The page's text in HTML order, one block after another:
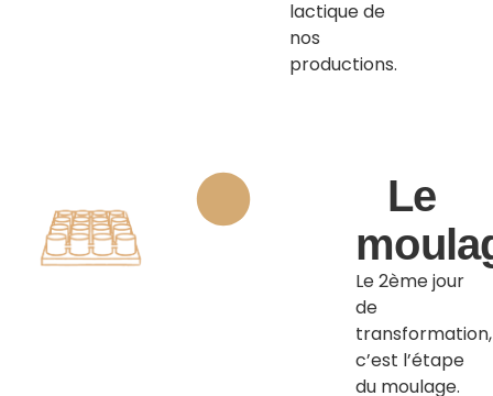
lactique de
nos
productions.
Le
Le 2ème jour
de
transformation,
c’est l’étape
du moulage.